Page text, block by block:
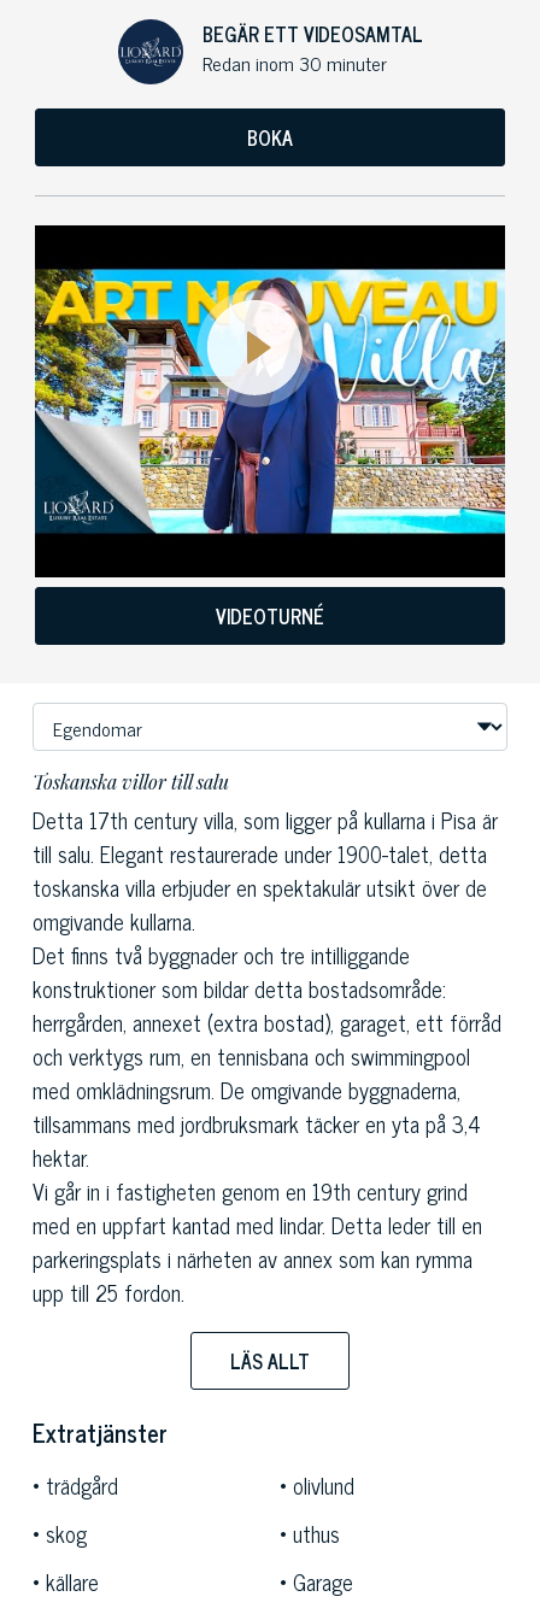
BEGÄR ETT VIDEOSAMTAL
Redan inom 30 minuter
BOKA
VIDEOTURNÉ
Toskanska villor till salu
Detta 17th century villa, som ligger på kullarna i Pisa är
till salu. Elegant restaurerade under 1900-talet, detta
toskanska villa erbjuder en spektakulär utsikt över de
omgivande kullarna.
Det finns två byggnader och tre intilliggande
konstruktioner som bildar detta bostadsområde:
herrgården, annexet (extra bostad), garaget, ett förråd
och verktygs rum, en tennisbana och swimmingpool
med omklädningsrum. De omgivande byggnaderna,
tillsammans med jordbruksmark täcker en yta på 3,4
hektar.
Vi går in i fastigheten genom en 19th century grind
med en uppfart kantad med lindar. Detta leder till en
parkeringsplats i närheten av annex som kan rymma
upp till 25 fordon.
Vid sidan av detta lyxvilla en park, omgiven av pinjeträd,
Libanons cedrar, magnolior, där vi hittar även citronträd
som planterats i terrakotta vaser och en karakteristisk
lusthus, perfekt för sommarmiddagar. På baksidan av
ytterligare funktioner.
Den fantastiska pool, som ligger på framsidan av detta
utrymme. På baksidan av bostaden finns också tre
LÄS ALLT
Extratjänster
trädgård
olivlund
skog
uthus
källare
Garage